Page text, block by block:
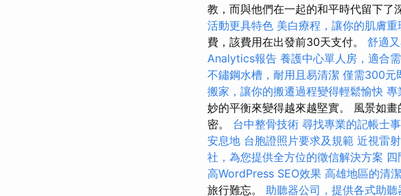
教，而與他們在一起的和平時代留下了
活動更具特色 美白療程，讓你的肌膚
費，該費用在出發前30天支付。 舒適
Analytics報告 養護中心單人房，適合
不鏽鋼水槽，耐用且易清潔 僅需300元
搬家，讓你的搬遷過程變得輕鬆愉快 專
妙的平衡來變得越來越堅實。 風景如
密。 台中整骨技術 尋找專業的記帳士
安息地 台胞證照片要求及規範 近視雷
社，為您提供全方位的徵信解決方案
高WordPress SEO效果 高雄地區的清
旅行難忘。 助聽器公司，提供各式助